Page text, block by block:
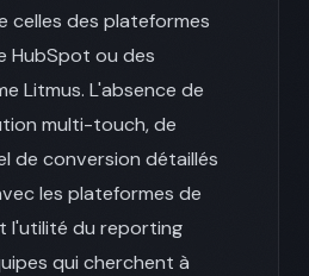
celles des plateformes
HubSpot ou des
Litmus. L'absence de
multi-touch, de
de conversion détaillés
les plateformes de
l'utilité du reporting
qui cherchent à